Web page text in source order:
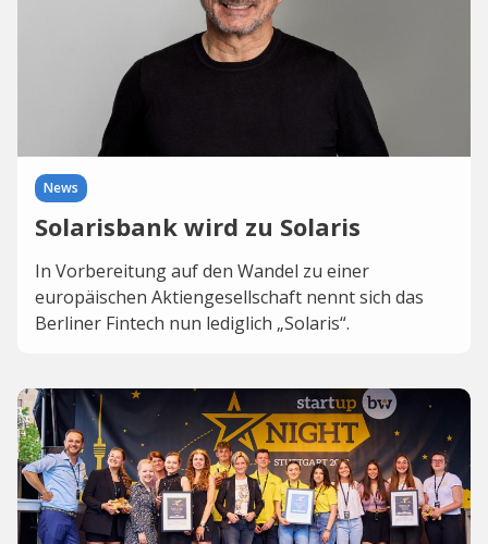
News
Solarisbank wird zu Solaris
In Vorbereitung auf den Wandel zu einer
europäischen Aktiengesellschaft nennt sich das
Berliner Fintech nun lediglich „Solaris“.